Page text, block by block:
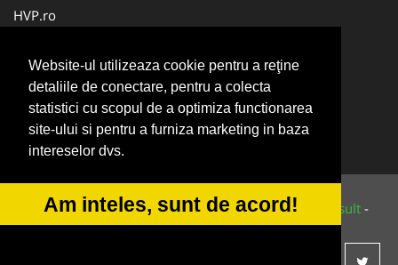
Website-ul utilizeaza cookie pentru a reţine
detaliile de conectare, pentru a colecta
statistici cu scopul de a optimiza functionarea
site-ului si pentru a furniza marketing in baza
intereselor dvs.
Am inteles, sunt de acord!
HVP.ro
Cabinet-Individual.ro
CentraleBoilere.ro
CentruInchirieri.ro
NonStopDeschis.ro
© 2014-2026 Powered byVilonMedia&Tokaido Consult -
ANPC SOL